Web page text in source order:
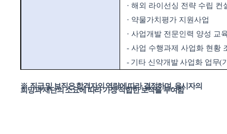
· 해외 라이선싱 전략 수립 컨
· 약물가치평가 지원사업
· 사업개발 전문인력 양성 교
- 사업 수행과제 사업화 현황
- 기타 신약개발 사업화 업무(
※직급 및 보직은 합격자의 역량에 따라 결정하며,응시자의
희망과 재단의 소요에 따라 가장 적합한 보직을 부여함